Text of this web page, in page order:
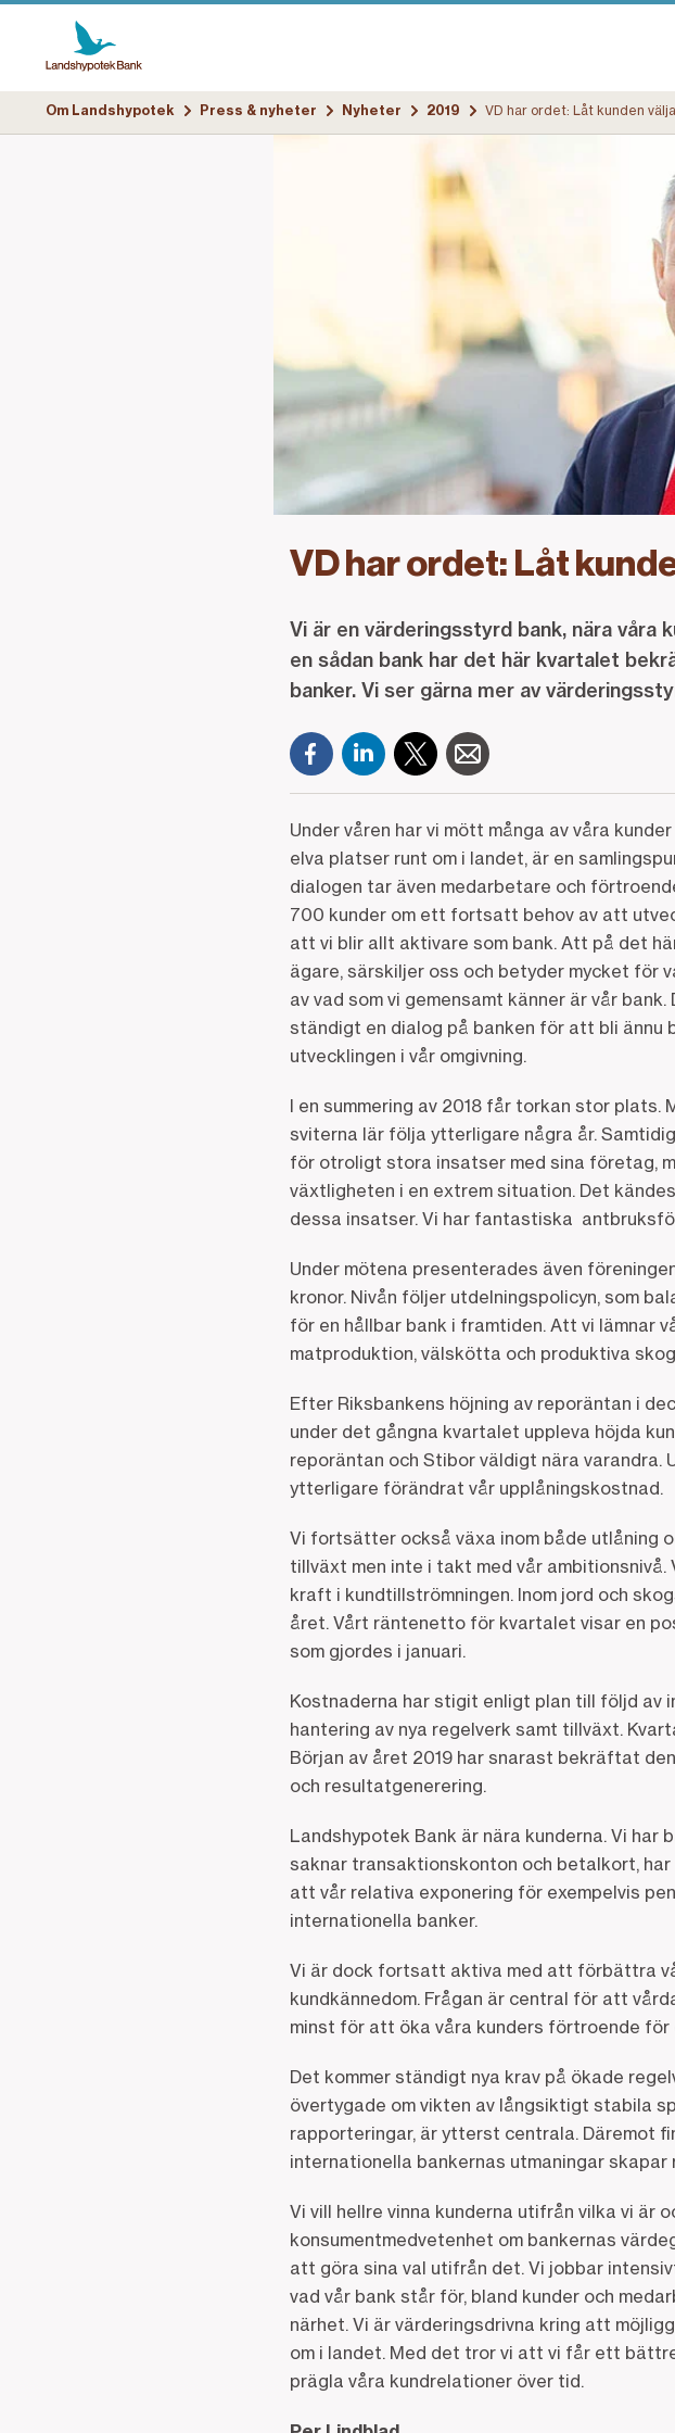
Om Landshypotek Press & nyheter Nyheter 2019 VD har ordet: Låt kunden välja
VD har ordet: Låt
Vi är en värderingsstyrd bank, nära våra
en sådan bank har det här kvartalet
banker. Vi ser gärna mer av
Under våren har vi mött många av våra
elva platser runt om i landet, är en
dialogen tar även medarbetare och
700 kunder om ett fortsatt behov av att
att vi blir allt aktivare som bank. Att på det
ägare, särskiljer oss och betyder mycket för
av vad som vi gemensamt känner är vår
ständigt en dialog på banken för att bli ännu
utvecklingen i vår omgivning.
I en summering av 2018 får torkan stor
sviterna lär följa ytterligare några år.
för otroligt stora insatser med sina företag,
växtligheten i en extrem situation. Det
dessa insatser. Vi har fantastiska
Under mötena presenterades även
kronor. Nivån följer utdelningspolicyn, som
för en hållbar bank i framtiden. Att vi
matproduktion, välskötta och produktiva
Efter Riksbankens höjning av reporäntan i
under det gångna kvartalet uppleva höjda
reporäntan och Stibor väldigt nära
ytterligare förändrat vår upplåningskostnad.
Vi fortsätter också växa inom både utlåning
tillväxt men inte i takt med vår
kraft i kundtillströmningen. Inom jord och
året. Vårt räntenetto för kvartalet visar en
som gjordes i januari.
Kostnaderna har stigit enligt plan till följd av
hantering av nya regelverk samt tillväxt.
Början av året 2019 har snarast bekräftat
och resultatgenerering.
Landshypotek Bank är nära kunderna. Vi har
saknar transaktionskonton och betalkort,
att vår relativa exponering för exempelvis
internationella banker.
Vi är dock fortsatt aktiva med att förbättra
kundkännedom. Frågan är central för att
minst för att öka våra kunders förtroende för
Det kommer ständigt nya krav på ökade
övertygade om vikten av långsiktigt stabila
rapporteringar, är ytterst centrala. Däremot
internationella bankernas utmaningar skapar
Vi vill hellre vinna kunderna utifrån vilka vi är
konsumentmedvetenhet om bankernas
att göra sina val utifrån det. Vi jobbar
vad vår bank står för, bland kunder och
närhet. Vi är värderingsdrivna kring att
om i landet. Med det tror vi att vi får ett
prägla våra kundrelationer över tid.